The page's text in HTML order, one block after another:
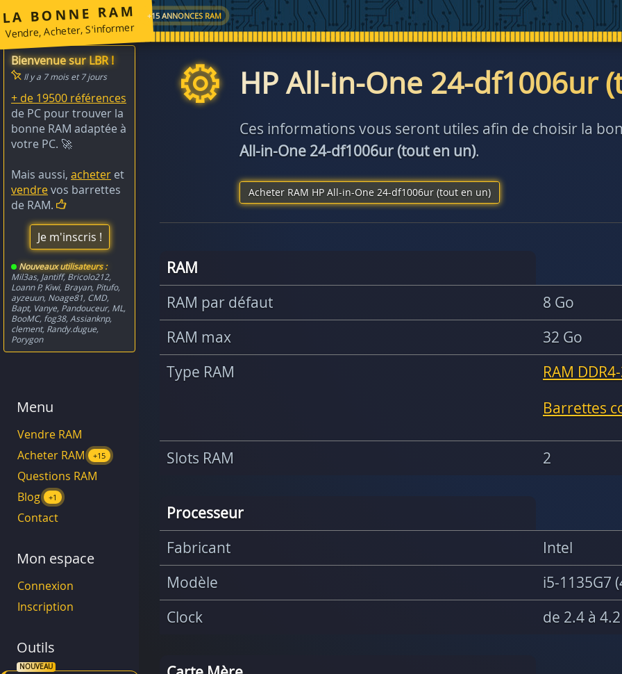
LA BONNE RAM
Vendre, Acheter, S'informer
+15 ANNONCES RAM
HP All-in-One 24-df1006ur
Ces informations vous seront utiles afin de choisir la
All-in-One 24-df1006ur (tout en un).
Acheter RAM HP All-in-One 24-df1006ur (tout en un)
RAM
RAM par défaut
8 Go
RAM max
32 Go
Type RAM
RAM
Barrettes
Slots RAM 2
Processeur
Fabricant
Intel
Modèle
i5-1135G7
Clock
de 2.4 à
Bienvenue sur LBR !
Il y a 7 mois et 7 jours
+ de 19500 références
de PC pour trouver la
bonne RAM adaptée à
votre PC. 🚀
Mais aussi, acheter et
vendrevos barrettes
de RAM.
Je m'inscris !
Nouveaux utilisateurs :
Mil3as, Jantiff, Bricolo212,
Loann P,Kiwi, Brayan, Pitufo,
ayzeuun, Noage81, CMD,
Bapt, Vanye, Pandouceur, ML,
BooMC, fog38, Assianknp,
clement, Randy.dugue,
Porygon
Menu
Vendre RAM
Acheter RAM
+15
Questions RAM
Blog
+1
Contact
Mon espace
Connexion
Inscription
Outils